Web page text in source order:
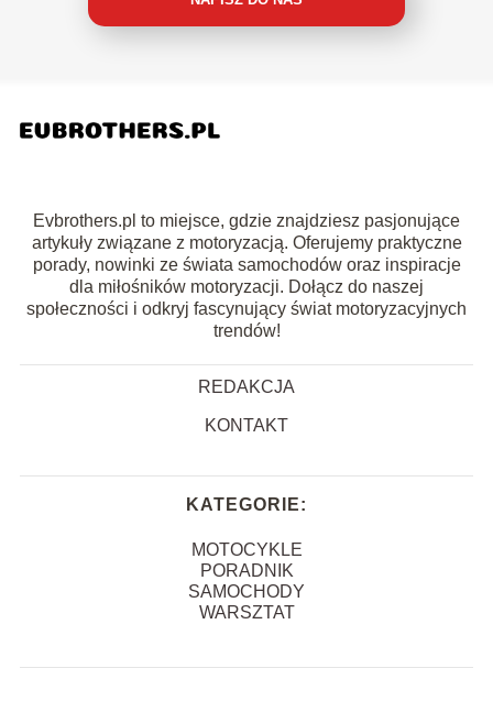
Evbrothers.pl to miejsce, gdzie znajdziesz pasjonujące
artykuły związane z motoryzacją. Oferujemy praktyczne
porady, nowinki ze świata samochodów oraz inspiracje
dla miłośników motoryzacji. Dołącz do naszej
społeczności i odkryj fascynujący świat motoryzacyjnych
trendów!
REDAKCJA
KONTAKT
KATEGORIE:
MOTOCYKLE
PORADNIK
SAMOCHODY
WARSZTAT